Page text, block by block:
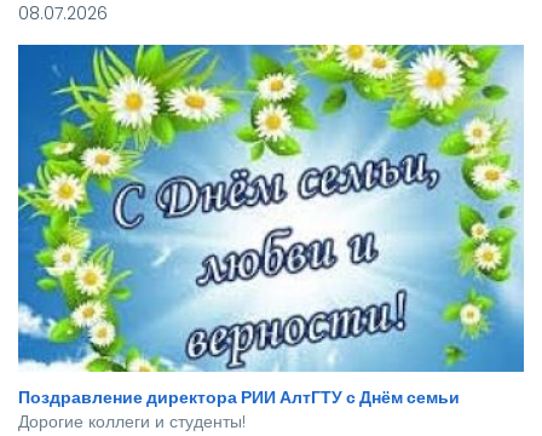
высококвалифицированных специалистов, которым предстоит
стать надежной опорой и строить будущее нашей великой
страны.
08.07.2026
Поздравление директора РИИ АлтГТУ с Днём семьи
Дорогие коллеги и студенты!